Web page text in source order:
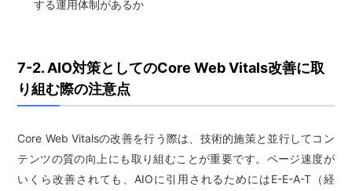
する運用体制があるか
7-2. AIO対策としてのCore Web Vitals改善に取
り組む際の注意点
Core Web Vitalsの改善を行う際は、技術的施策と並行してコン
テンツの質の向上にも取り組むことが重要です。ページ速度が
いくら改善されても、AIOに引用されるためにはE-E-A-T（経